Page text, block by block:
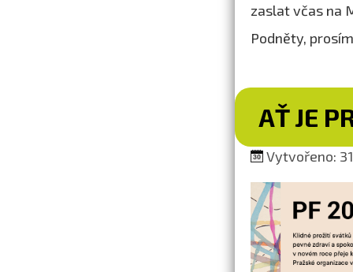
zaslat včas na
Podněty,
AŤ JE
Vytvořeno: